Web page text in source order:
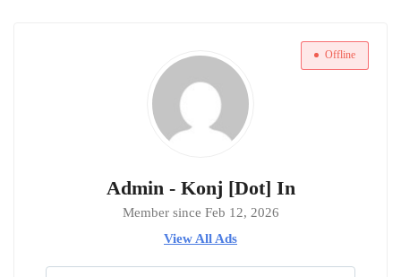
Offline
Admin - Konj [Dot] In
Member since Feb 12, 2026
View All Ads